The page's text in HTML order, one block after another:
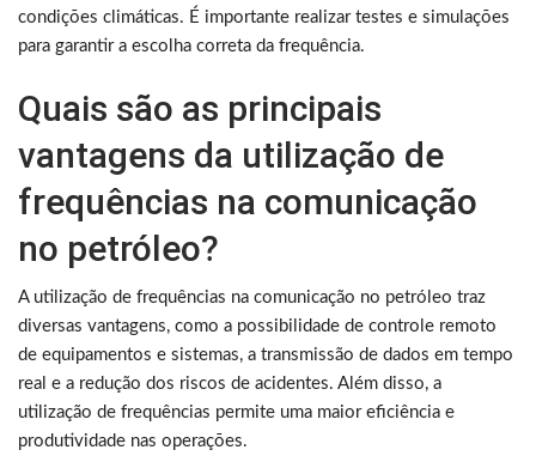
condições climáticas. É importante realizar testes e simulações
para garantir a escolha correta da frequência.
Quais são as principais
vantagens da utilização de
frequências na comunicação
no petróleo?
A utilização de frequências na comunicação no petróleo traz
diversas vantagens, como a possibilidade de controle remoto
de equipamentos e sistemas, a transmissão de dados em tempo
real e a redução dos riscos de acidentes. Além disso, a
utilização de frequências permite uma maior eficiência e
produtividade nas operações.